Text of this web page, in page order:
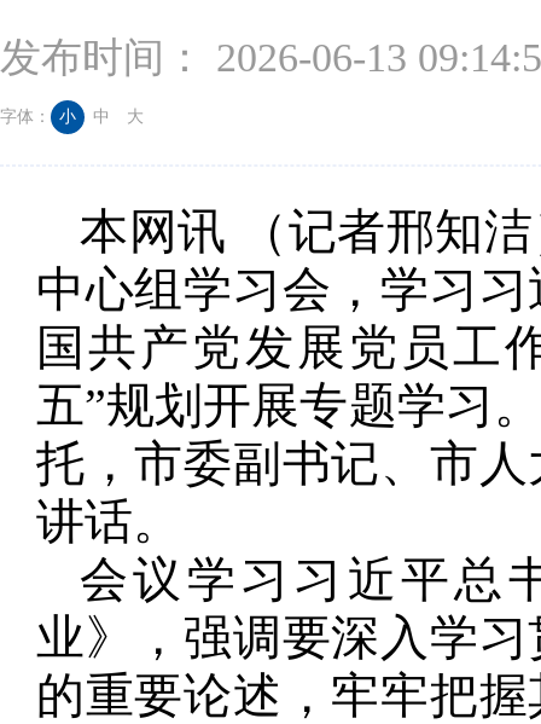
发布时间： 2026-06-13
字体： 小 中 大
本网讯 （记者邢知
中心组学习会，学习
国共产党发展党员工
五”规划开展专题学习
托，市委副书记、市
讲话。
会议学习习近平总
业》，强调要深入学
的重要论述，牢牢把